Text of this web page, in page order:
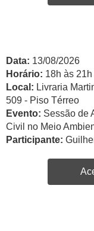
Data: 13/08/2026
Horário: 18h às 21h
Local: Livraria
509 - Piso Térreo
Evento: Sessão de
Civil no Meio
Participante: